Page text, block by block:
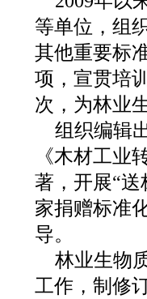
等单位，组
其他重要标
项，宣贯培
次，为林业
组织编辑
《木材工业
著，开展“
家捐赠标准
导。
林业生物
工作，制修